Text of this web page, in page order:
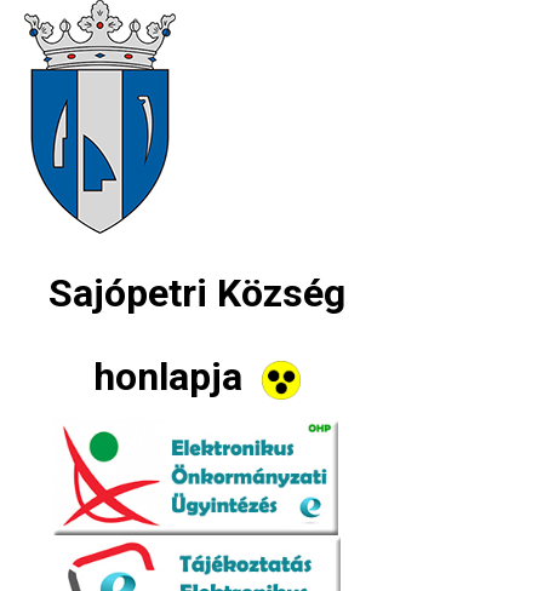
Sajópetri Község
honlapja